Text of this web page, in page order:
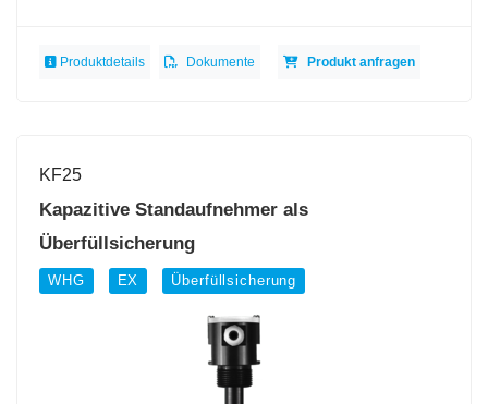
Produktdetails Dokumente Produkt anfragen
KF25
Kapazitive Standaufnehmer als
Überfüllsicherung
WHG EX Überfüllsicherung